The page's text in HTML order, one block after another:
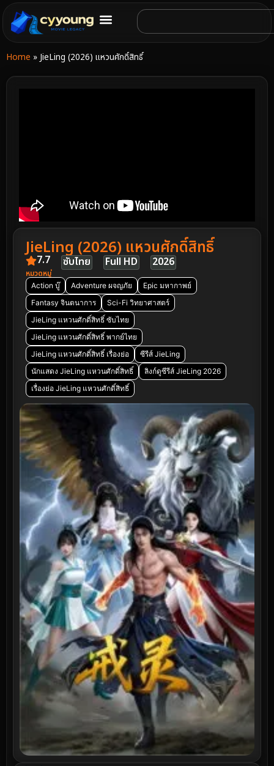
Home » JieLing (2026) แหวนศักดิ์สิทธิ์
JieLing (2026) แหวนศักดิ์สิทธิ์
7.7 ซับไทย Full HD 2026
หมวดหมู่
Action บู๊ Adventure ผจญภัย
Epic มหากาพย์
Fantasy จินตนาการ
Sci-Fi วิทยาศาสตร์
JieLing แหวนศักดิ์สิทธิ์ ซับไทย
JieLing แหวนศักดิ์สิทธิ์ พากย์ไทย
JieLing แหวนศักดิ์สิทธิ์ เรื่องย่อ
ซีรีส์ JieLing
นักแสดง JieLing แหวนศักดิ์สิทธิ์
ลิงก์ดูซีรีส์ JieLing 2026
เรื่องย่อ JieLing แหวนศักดิ์สิทธิ์